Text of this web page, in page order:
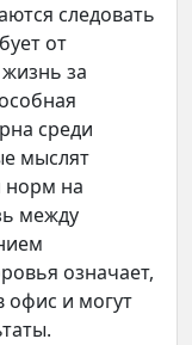
следовать
от
за
среди
мыслят
норм на
между
означает,
офис и могут